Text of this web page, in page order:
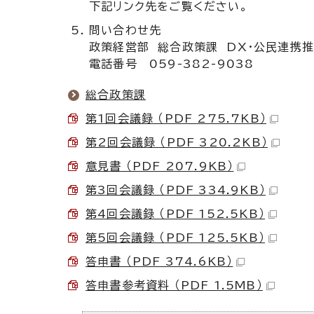
下記リンク先をご覧ください。
問い合わせ先
政策経営部 総合政策課 DX・公民連携
電話番号 059-382-9038
総合政策課
第1回会議録 （PDF 275.7KB）
第2回会議録 （PDF 320.2KB）
意見書 （PDF 207.9KB）
第3回会議録 （PDF 334.9KB）
第4回会議録 （PDF 152.5KB）
第5回会議録 （PDF 125.5KB）
答申書 （PDF 374.6KB）
答申書参考資料 （PDF 1.5MB）